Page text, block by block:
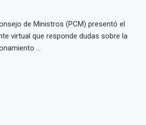
de Ministros (PCM) presentó el
virtual que responde dudas sobre la
...